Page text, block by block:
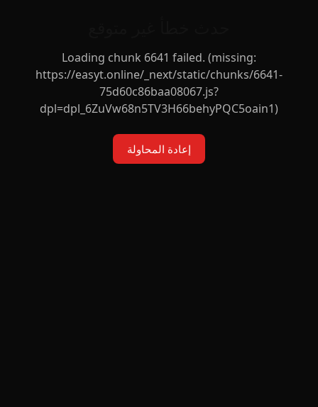
Loading chunk 6641 failed. (missing:
https://easyt.online/_next/static/chunks/6641-
75d60c86baa08067.js?
dpl=dpl_6ZuVw68n5TV3H66behyPQC5oain1)
إعادة المحاولة